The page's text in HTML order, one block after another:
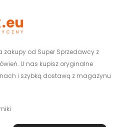
zakupy od Super Sprzedawcy z
U nas kupisz oryginalne
i szybką dostawą z magazynu